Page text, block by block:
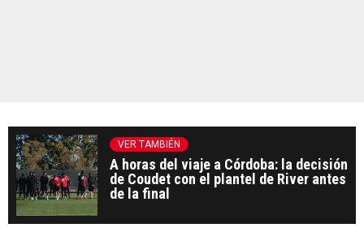
VER TAMBIÉN
A horas del viaje a Córdoba: la decisión
de Coudet con el plantel de River antes
de la final